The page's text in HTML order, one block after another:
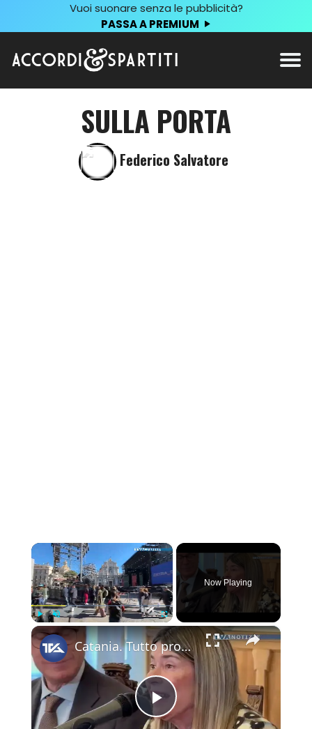
Vuoi suonare senza le pubblicità?
PASSA A PREMIUM
SULLA PORTA
Federico Salvatore
×
Unmute Fullscreen
Now Playing
×
Play
Catania. Tutto pronto per festeggiare l’ultimo giorno dell’anno con “Capodanno in Musica” in dirett